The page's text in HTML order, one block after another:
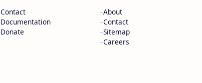
Contact
Documentation
Donate
About
Contact
Sitemap
Careers